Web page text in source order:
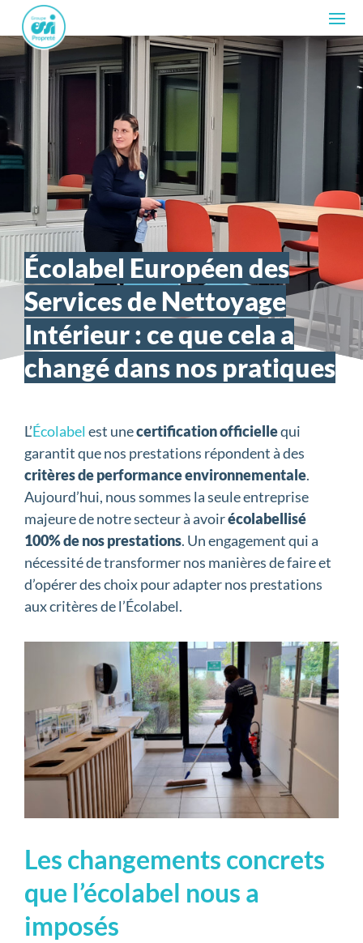
Écolabel Européen des
Services de Nettoyage
Intérieur : ce que cela a
changé dans nos pratiques
L’Écolabel est unecertification officiellequi
garantit que nos prestations répondent à des
critères de performance environnementale.
Aujourd’hui, nous sommes la seule entreprise
majeure de notre secteur à avoirécolabellisé
100% de nos prestations. Un engagement qui a
nécessité de transformer nos manières de faire et
d’opérer des choix pour adapter nos prestations
aux critères de l’Écolabel.
Les changements concrets
que l’écolabel nous a
imposés